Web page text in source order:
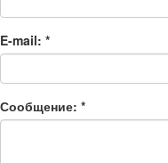
E-mail: *
Сообщение: *